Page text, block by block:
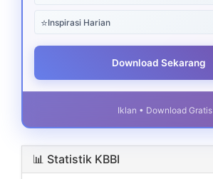
⭐Inspirasi Harian
Download Sekarang
Iklan • Download Gratis
📊 Statistik KBBI